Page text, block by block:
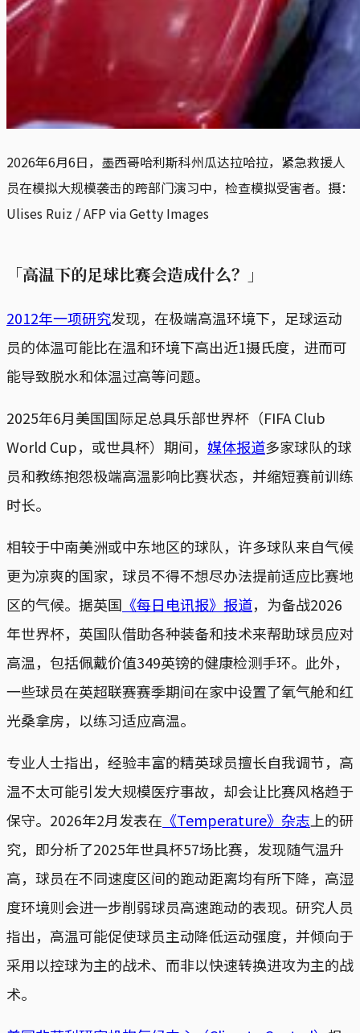
2026年6月6日，墨西哥哈利斯科州瓜达拉哈拉，紧急救援人
员在模拟大规模袭击的跨部门演习中，检查模拟受害者。摄：
Ulises Ruiz / AFP via Getty Images
「高温下的足球比赛会造成什么？」
2012年一项研究发现，在极端高温环境下，足球运动
员的体温可能比在温和环境下高出近1摄氏度，进而可
能导致脱水和体温过高等问题。
2025年6月美国国际足总具乐部世界杯（FIFA Club
World Cup，或世具杯）期间， 媒体报道多家球队的球
员和教练抱怨极端高温影响比赛状态，并缩短赛前训练
时长。
相较于中南美洲或中东地区的球队，许多球队来自气候
更为凉爽的国家，球员不得不想尽办法提前适应比赛地
区的气候。据英国 《每日电讯报》报道，为备战2026
年世界杯，英国队借助各种装备和技术来帮助球员应对
高温，包括佩戴价值349英镑的健康检测手环。此外，
一些球员在英超联赛赛季期间在家中设置了氧气舱和红
光桑拿房，以练习适应高温。
专业人士指出，经验丰富的精英球员擅长自我调节，高
温不太可能引发大规模医疗事故，却会让比赛风格趋于
保守。2026年2月发表在 《Temperature》杂志 上的研
究，即分析了2025年世具杯57场比赛，发现随气温升
高，球员在不同速度区间的跑动距离均有所下降，高湿
度环境则会进一步削弱球员高速跑动的表现。研究人员
指出，高温可能促使球员主动降低运动强度，并倾向于
采用以控球为主的战术、而非以快速转换进攻为主的战
术。